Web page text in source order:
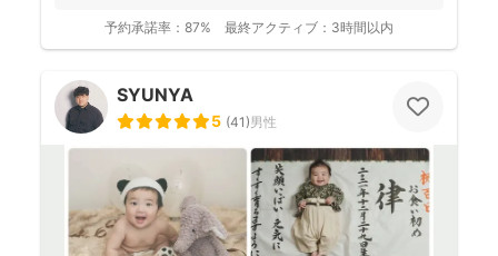
予約承諾率： 87% 最終アクティブ： 3時間以内
SYUNYA
5 (41)男性